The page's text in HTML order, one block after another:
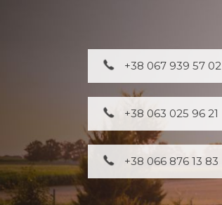
+38 067 939 57 02
+38 063 025 96 21
+38 066 876 13 83